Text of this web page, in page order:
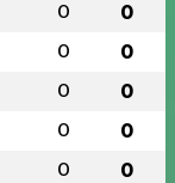
0 0
0 0
0 0
0 0
0 0